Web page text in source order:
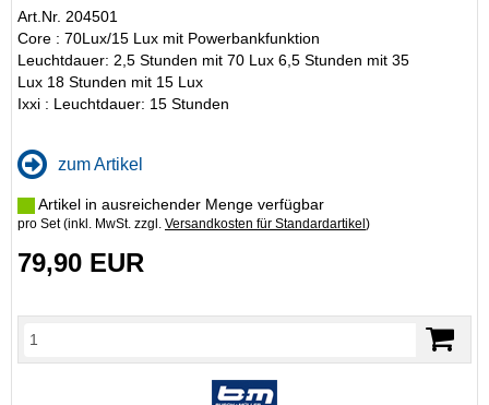
Art.Nr. 204501
Core : 70Lux/15 Lux mit Powerbankfunktion
Leuchtdauer: 2,5 Stunden mit 70 Lux 6,5 Stunden mit 35
Lux 18 Stunden mit 15 Lux
Ixxi : Leuchtdauer: 15 Stunden
zum Artikel
Artikel in ausreichender Menge verfügbar
pro Set (inkl. MwSt. zzgl. Versandkosten für Standardartikel )
79,90 EUR